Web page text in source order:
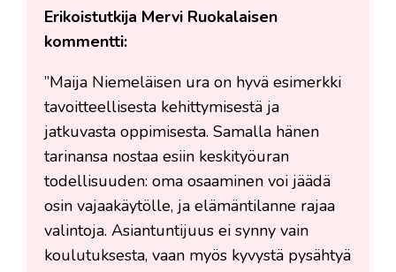
Erikoistutkija Mervi Ruokalaisen
kommentti:
”Maija Niemeläisen ura on hyvä esimerkki
tavoitteellisesta kehittymisestä ja
jatkuvasta oppimisesta. Samalla hänen
tarinansa nostaa esiin keskityöuran
todellisuuden: oma osaaminen voi jäädä
osin vajaakäytölle, ja elämäntilanne rajaa
valintoja. Asiantuntijuus ei synny vain
koulutuksesta, vaan myös kyvystä pysähtyä